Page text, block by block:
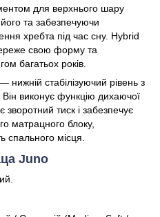
для верхнього шару
та забезпечуючи
хребта під час сну. Hybrid
свою форму та
багатьох років.
— нижній стабілізуючий рівень з
Він виконує функцію дихаючої
зворотний тиск і забезпечує
матрацного блоку,
спального місця.
Juno